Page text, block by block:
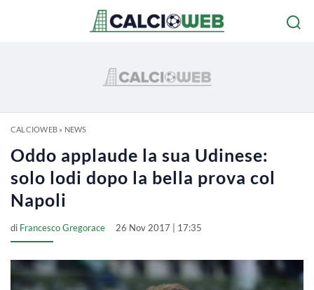
CALCIOWEB» NEWS
Oddo applaude la sua Udinese:
solo lodi dopo la bella prova col
Napoli
di Francesco Gregorace 26 Nov 2017 | 17:35